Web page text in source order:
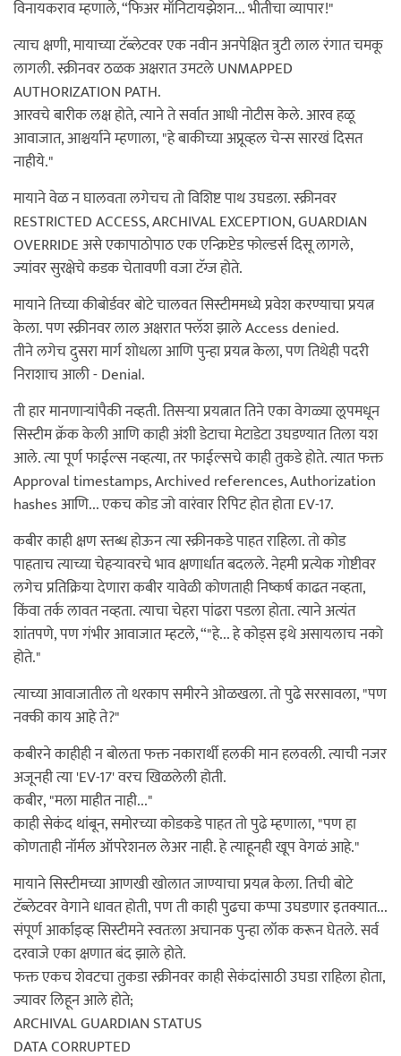
विनायकराव म्हणाले, “फिअर मॉनिटायझेशन... भीतीचा व्यापार!"
त्याच क्षणी, मायाच्या टॅब्लेटवर एक नवीन अनपेक्षित त्रुटी लाल रंगात चमकू
लागली. स्क्रीनवर ठळक अक्षरात उमटले UNMAPPED
AUTHORIZATION PATH.
आरवचे बारीक लक्ष होते, त्याने ते सर्वात आधी नोटीस केले. आरव हळू
आवाजात, आश्चर्याने म्हणाला, "हे बाकीच्या अप्रूव्हल चेन्स सारखं दिसत
नाहीये."
मायाने वेळ न घालवता लगेचच तो विशिष्ट पाथ उघडला. स्क्रीनवर
RESTRICTED ACCESS, ARCHIVAL EXCEPTION, GUARDIAN
OVERRIDE असे एकापाठोपाठ एक एन्क्रिप्टेड फोल्डर्स दिसू लागले,
ज्यांवर सुरक्षेचे कडक चेतावणी वजा टॅग्ज होते.
मायाने तिच्या कीबोर्डवर बोटे चालवत सिस्टीममध्ये प्रवेश करण्याचा प्रयत्न
केला. पण स्क्रीनवर लाल अक्षरात फ्लॅश झाले Access denied.
तीने लगेच दुसरा मार्ग शोधला आणि पुन्हा प्रयत्न केला, पण तिथेही पदरी
निराशाच आली - Denial.
ती हार मानणाऱ्यांपैकी नव्हती. तिसऱ्या प्रयत्नात तिने एका वेगळ्या लूपमधून
सिस्टीम क्रॅक केली आणि काही अंशी डेटाचा मेटाडेटा उघडण्यात तिला यश
आले. त्या पूर्ण फाईल्स नव्हत्या, तर फाईल्सचे काही तुकडे होते. त्यात फक्त
Approval timestamps, Archived references, Authorization
hashes आणि... एकच कोड जो वारंवार रिपिट होत होता EV-17.
कबीर काही क्षण स्तब्ध होऊन त्या स्क्रीनकडे पाहत राहिला. तो कोड
पाहताच त्याच्या चेहऱ्यावरचे भाव क्षणार्धात बदलले. नेहमी प्रत्येक गोष्टीवर
लगेच प्रतिक्रिया देणारा कबीर यावेळी कोणताही निष्कर्ष काढत नव्हता,
किंवा तर्क लावत नव्हता. त्याचा चेहरा पांढरा पडला होता. त्याने अत्यंत
शांतपणे, पण गंभीर आवाजात म्हटले, “"हे... हे कोड्स इथे असायलाच नको
होते."
त्याच्या आवाजातील तो थरकाप समीरने ओळखला. तो पुढे सरसावला, "पण
नक्की काय आहे ते?"
कबीरने काहीही न बोलता फक्त नकारार्थी हलकी मान हलवली. त्याची नजर
अजूनही त्या 'EV-17' वरच खिळलेली होती.
कबीर, "मला माहीत नाही..."
काही सेकंद थांबून, समोरच्या कोडकडे पाहत तो पुढे म्हणाला, "पण हा
कोणताही नॉर्मल ऑपरेशनल लेअर नाही. हे त्याहूनही खूप वेगळं आहे."
मायाने सिस्टीमच्या आणखी खोलात जाण्याचा प्रयत्न केला. तिची बोटे
टॅब्लेटवर वेगाने धावत होती, पण ती काही पुढचा कप्पा उघडणार इतक्यात...
संपूर्ण आर्काइव्ह सिस्टीमने स्वतःला अचानक पुन्हा लॉक करून घेतले. सर्व
दरवाजे एका क्षणात बंद झाले होते.
फक्त एकच शेवटचा तुकडा स्क्रीनवर काही सेकंदांसाठी उघडा राहिला होता,
ज्यावर लिहून आले होते;
ARCHIVAL GUARDIAN STATUS
DATA CORRUPTED